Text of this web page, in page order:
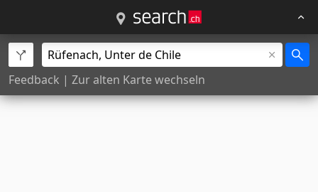
Feedback | Zur alten Karte wechseln